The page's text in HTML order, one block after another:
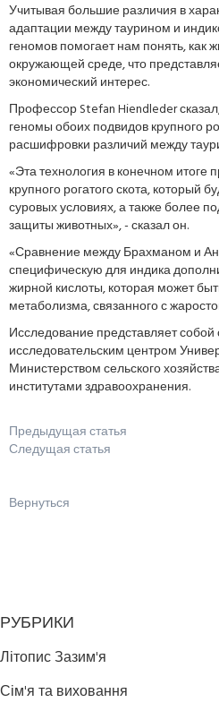
Учитывая большие различия в
адаптации между таурином и
геномов помогает нам понять, как
окружающей среде, что
экономический интерес.
Профессор Stefan Hiendleder
геномы обоих подвидов крупного
расшифровки различий между
«Эта технология в конечном итоге
крупного рогатого скота, который
суровых условиях, а также более
защиты животных», - сказал он.
«Сравнение между Брахманом и
специфическую для индика
жирной кислоты, которая может
метаболизма, связанного с
Исследование представляет
исследовательским центром
Министерством сельского
институтами здравоохранения.
Предыдущая статья
Следущая статья
Вернуться
РУБРИКИ
Літопис Зазим'я
Сім'я та виховання